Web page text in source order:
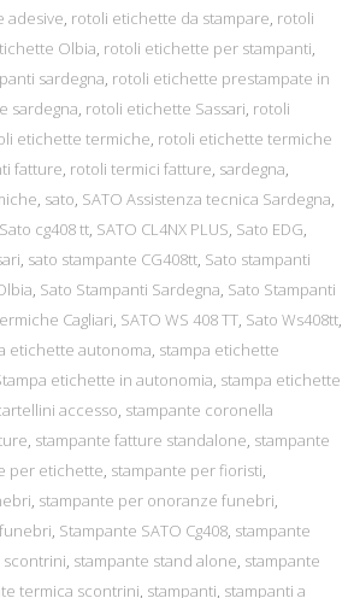
adesive, rotoli etichette da stampare, rotoli
Olbia, rotoli etichette per stampanti,
sardegna, rotoli etichette prestampate in
sardegna, rotoli etichette Sassari, rotoli
etichette termiche, rotoli etichette termiche
fatture, rotoli termici fatture, sardegna,
, sato, SATO Assistenza tecnica Sardegna,
Sato cg408 tt, SATO CL4NX PLUS, Sato EDG,
, sato stampante CG408tt, Sato stampanti
, Sato Stampanti Sardegna, Sato Stampanti
Cagliari, SATO WS 408 TT, Sato Ws408tt,
etichette autonoma, stampa etichette
etichette in autonomia, stampa etichette
accesso, stampante coronella
, stampante fatture standalone, stampante
per etichette, stampante per fioristi,
, stampante per onoranze funebri,
, Stampante SATO Cg408, stampante
scontrini, stampante stand alone, stampante
termica scontrini, stampanti, stampanti a